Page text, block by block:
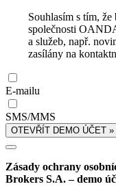
Souhlasím s tím,
společnosti
a služeb, např.
zasílány na
E-mailu
SMS/MMS
OTEVŘÍT DEMO ÚČET »
Zásady ochrany
Brokers S.A. – demo